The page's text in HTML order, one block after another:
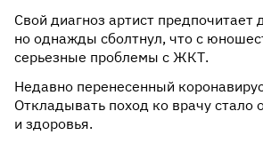
Свой диагноз артист предпочитает
но однажды сболтнул, что с
серьезные проблемы с ЖКТ.
Недавно перенесенный
Откладывать поход ко врачу стало
и здоровья.